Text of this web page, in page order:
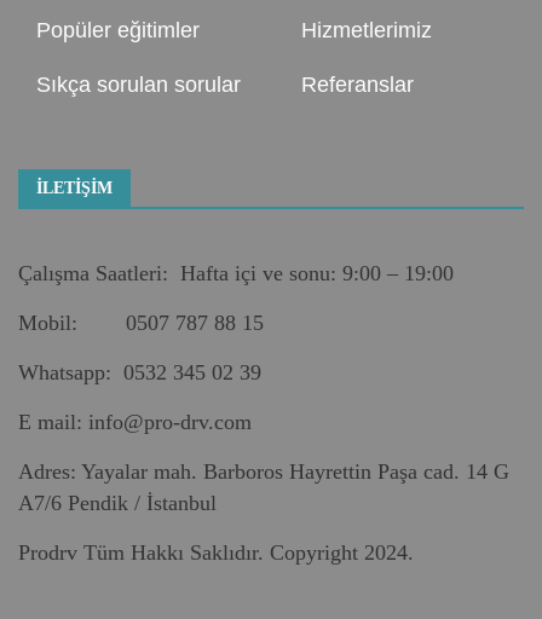
Popüler eğitimler
Sıkça sorulan sorular
Hizmetlerimiz
Referanslar
İLETIŞIM
Çalışma Saatleri: Hafta içi ve sonu: 9:00 – 19:00
Mobil: 0507 787 88 15
Whatsapp: 0532 345 02 39
E mail: info@pro-drv.com
Adres: Yayalar mah. Barboros Hayrettin Paşa cad. 14 G
A7/6 Pendik / İstanbul
Prodrv Tüm Hakkı Saklıdır. Copyright 2024.